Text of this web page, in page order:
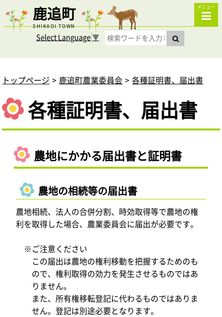
鹿追町
SHIKAOI TOWN
メニュー
Select Language▼
トップページ 鹿追町農業委員会 各種証明書、届出書
各種証明書、届出書
農地にかかる届出書と証明書
農地の相続等の届出書
農地相続、法人の合併分割、時効取得等で農地の権
利を取得した場合、農業委員会に届出が必要です。
※ご注意ください
この届出は農地の権利移動を把握するためのも
ので、権利取得の効力を発生させるものではあ
りません。
また、所有権移転登記に代わるものではありま
せん。登記は別途必要となります。